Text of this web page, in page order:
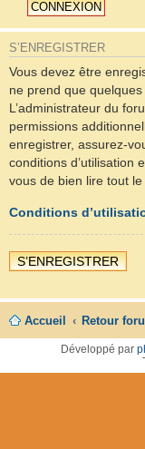
S’ENREGISTRER
Vous devez être
ne prend que
L’administrateur du
permissions
enregistrer, assurez-
conditions d’utilisation
vous de bien lire tout
Conditions
S’ENREGISTRER
Accueil Retour
Développé par